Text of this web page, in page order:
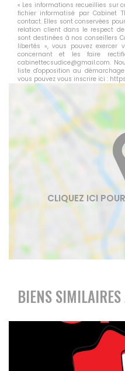
« Les informations recueillies sur
fichier informatisé par Cabinet
contact. Elles sont conservées
relation client dans le respect
sont destinées à nos conseillers
libertés », vous pouvez exercer
concernant et les faire
cabinettecsudice@gmail.com.
liste d'opposition au
vous pouvez vous inscrire ici :
BIENS SIMILAIRES